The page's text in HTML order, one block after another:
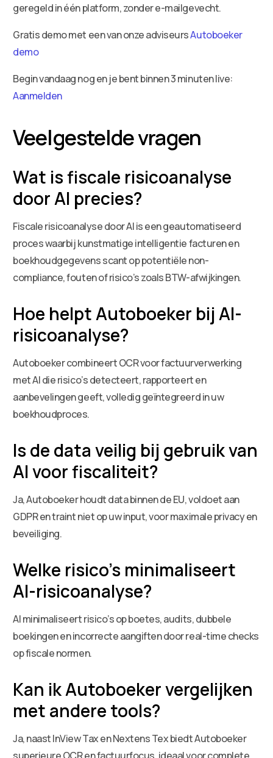
geregeld in één platform, zonder e-mailgevecht.
Gratis demo met een van onze adviseursAutoboeker
demo
Begin vandaag nog en je bent binnen 3 minuten live:
Aanmelden
Veelgestelde vragen
Wat is fiscale risicoanalyse
door AI precies?
Fiscale risicoanalyse door AI is een geautomatiseerd
proces waarbij kunstmatige intelligentie facturen en
boekhoudgegevens scant op potentiële non-
compliance, fouten of risico’s zoals BTW-afwijkingen.
Hoe helpt Autoboeker bij AI-
risicoanalyse?
Autoboeker combineert OCR voor factuurverwerking
met AI die risico’s detecteert, rapporteert en
aanbevelingen geeft, volledig geïntegreerd in uw
boekhoudproces.
Is de data veilig bij gebruik van
AI voor fiscaliteit?
Ja, Autoboeker houdt data binnen de EU, voldoet aan
GDPR en traint niet op uw input, voor maximale privacy en
beveiliging.
Welke risico’s minimaliseert
AI-risicoanalyse?
AI minimaliseert risico’s op boetes, audits, dubbele
boekingen en incorrecte aangiften door real-time checks
op fiscale normen.
Kan ik Autoboeker vergelijken
met andere tools?
Ja, naast InView Tax en Nextens Tex biedt Autoboeker
superieure OCR en factuurfocus, ideaal voor complete